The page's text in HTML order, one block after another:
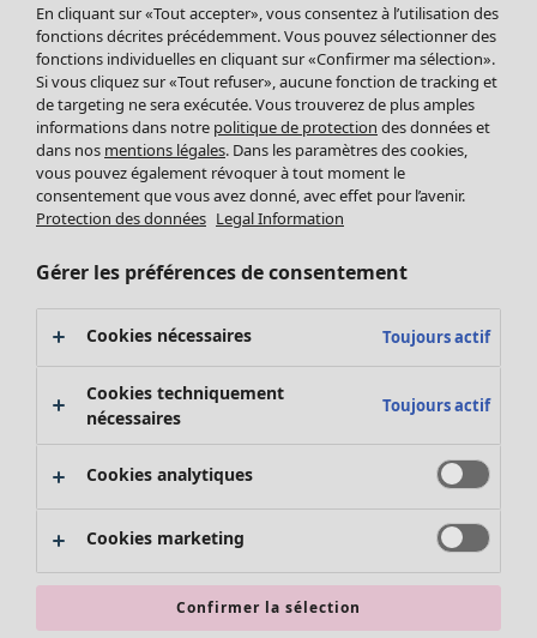
Leggings et collants
Accessoires
Chaussures
Vêtements de bain
Basics
Soldes Mobilier
Bonnes affaires déco
Décoration
Textiles
Tapis
Éponge
Promos SOLDES
Les promos de Gudrun Sjödén
Nouvel arrivage
Bonnes affaires en soldes - jusqu'à -70
En cliquant sur «Tout accepter», vous consentez à l’utilisation des
fonctions décrites précédemment. Vous pouvez sélectionner des
fonctions individuelles en cliquant sur «Confirmer ma sélection».
Si vous cliquez sur «Tout refuser», aucune fonction de tracking et
de targeting ne sera exécutée. Vous trouverez de plus amples
informations dans notre politique de protection des données et
dans nos mentions légales. Dans les paramètres des cookies,
vous pouvez également révoquer à tout moment le
consentement que vous avez donné, avec effet pour l’avenir.
Protection des données Legal Information
Gérer les préférences de consentement
Cookies nécessaires Toujours actif
Cookies techniquement
nécessaires
Toujours actif
Cookies analytiques
Cookies marketing
Confirmer la sélection